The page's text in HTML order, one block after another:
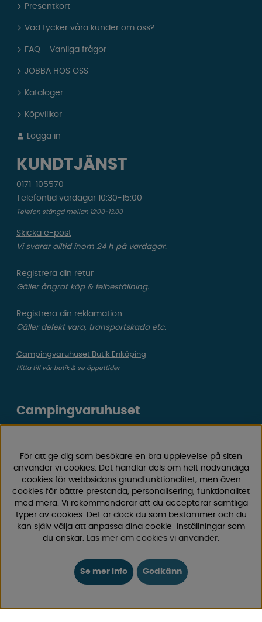
Presentkort
Vad tycker våra kunder om oss?
FAQ - Vanliga frågor
JOBBA HOS OSS
Kataloger
Köpvillkor
Logga in
KUNDTJÄNST
0171-105570
Telefontid vardagar 10:30-15:00
Telefon stängd mellan 12:00-13:00
Skicka e-post
Vi svarar alltid inom 24 h på vardagar.
Registrera din retur
Gäller ångrat köp & felbeställning.
Registrera din reklamation
Gäller defekt vara, transportskada etc.
Campingvaruhuset Butik Enköping
Hitta till vår butik & se öppettider
Campingvaruhuset
campingtillbehör för husvagn, husbil och van! Med över
50 års erfarenhet är vi din självklara partner för allt inom
camping och fritid.
Hos oss hittar du allt från reservdelar till smarta tillbehör
som gör din campingupplevelse smidigare och roligare.
Vi erbjuder hög kvalitet och konkurrenskraftiga priser –
både online och i vår fysiskabutik i Enköping.
Följ oss på Facebook och Instagram för inspiration,
nyheter och exklusiva erbjudanden. Campinglivet börjar
För att ge dig som besökare en bra upplevelse på siten
använder vi cookies. Det handlar dels om helt nödvändiga
cookies för webbsidans grundfunktionalitet, men även
cookies för bättre prestanda, personalisering, funktionalitet
med mera. Vi rekommenderar att du accepterar samtliga
typer av cookies. Det är dock du som bestämmer och du
kan själv välja att anpassa dina cookie-inställningar som
du önskar. Läs mer om cookies vi använder.
Se mer info Godkänn